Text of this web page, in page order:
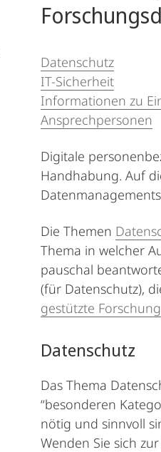
Datenschutz
IT-Sicherheit
Informationen zu
Ansprechpersonen
Digitale
Handhabung. Auf
Die Themen
Thema in welcher
pauschal
(für Datenschutz),
gestützte Forschung
Datenschutz
Das Thema
“besonderen
nötig und sinnvoll
Wenden Sie sich